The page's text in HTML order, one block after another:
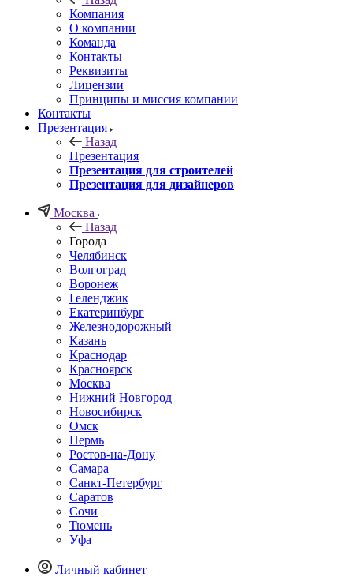
Компания
О компании
Команда
Контакты
Реквизиты
Лицензии
Принципы и миссия компании
Контакты
Презентация
Назад
Презентация
Презентация для строителей
Презентация для дизайнеров
Москва
Назад
Города
Челябинск
Волгоград
Воронеж
Геленджик
Екатеринбург
Железнодорожный
Казань
Краснодар
Красноярск
Москва
Нижний Новгород
Новосибирск
Омск
Пермь
Ростов-на-Дону
Самара
Санкт-Петербург
Саратов
Сочи
Тюмень
Уфа
Личный кабинет